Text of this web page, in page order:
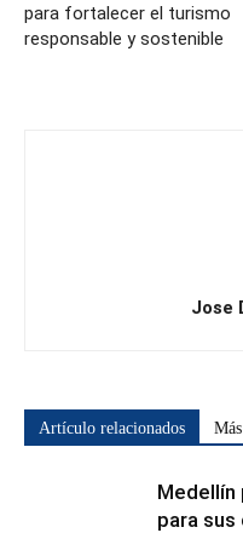
para fortalecer el turismo
responsable y sostenible
Jose
Artículo relacionados
Medellín
para